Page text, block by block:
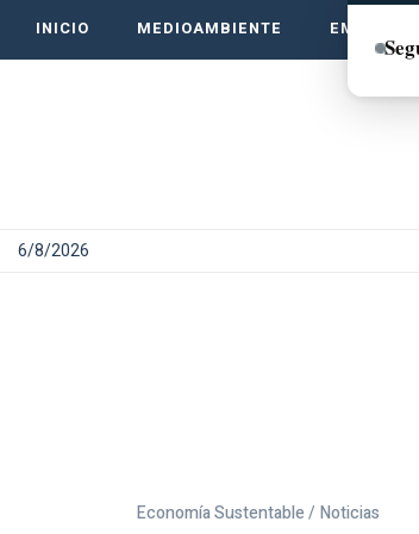
INICIO MEDIOAMBIENTE
6/8/2026
Economía Sustentable / Noticias